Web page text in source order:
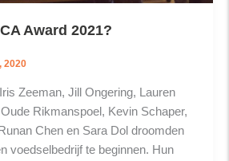
Award 2021?
2020
Zeeman, Jill Ongering, Lauren
Rikmanspoel, Kevin Schaper,
Chen en Sara Dol droomden
voedselbedrijf te beginnen. Hun